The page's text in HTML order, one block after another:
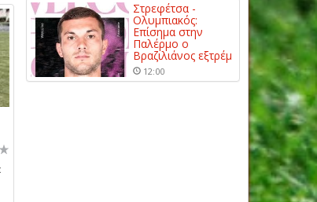
Στρεφέτσα -
Ολυμπιακός:
Επίσημα στην
Παλέρμο ο
Βραζιλιάνος εξτρέμ
12:00